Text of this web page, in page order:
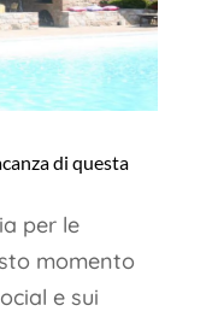
di questa
per le
momento
e sui